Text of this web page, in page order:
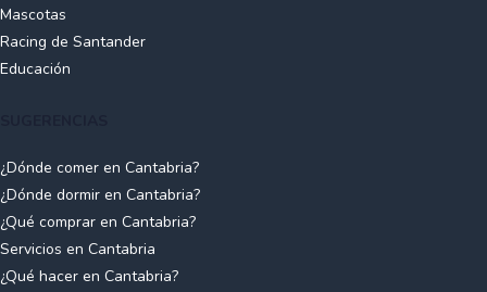
Mascotas
Racing de Santander
Educación
¿Dónde comer en Cantabria?
¿Dónde dormir en Cantabria?
¿Qué comprar en Cantabria?
Servicios en Cantabria
¿Qué hacer en Cantabria?